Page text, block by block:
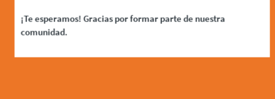
¡Te esperamos! Gracias por formar parte de nuestra
comunidad.